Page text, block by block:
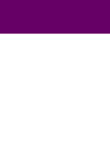
direct